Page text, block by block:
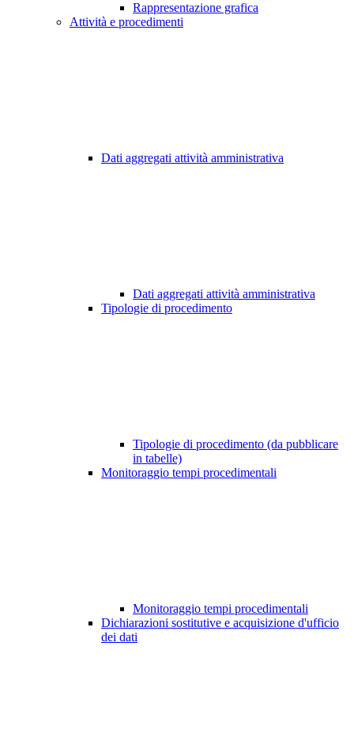
Rappresentazione grafica
Attività e procedimenti
Dati aggregati attività amministrativa
Dati aggregati attività amministrativa
Tipologie di procedimento
Tipologie di procedimento (da pubblicare
in tabelle)
Monitoraggio tempi procedimentali
Monitoraggio tempi procedimentali
Dichiarazioni sostitutive e acquisizione d'ufficio
dei dati